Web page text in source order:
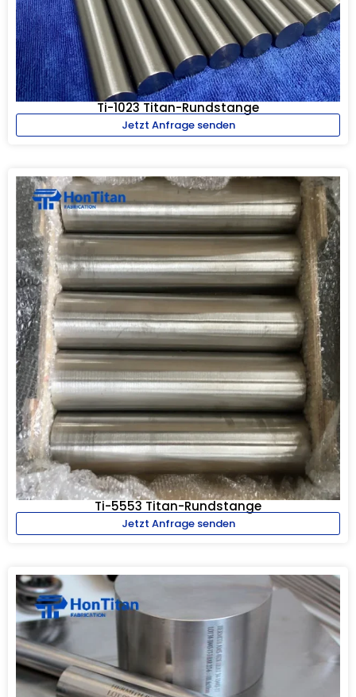
Ti-1023 Titan-Rundstange
Jetzt Anfrage senden
Ti-5553 Titan-Rundstange
Jetzt Anfrage senden